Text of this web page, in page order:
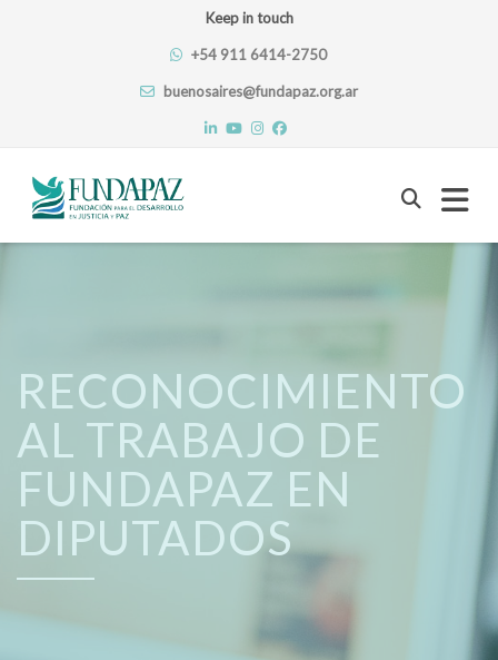
Keep in touch
+54 911 6414-2750
buenosaires@fundapaz.org.ar
Skip
RECONOCIMIENTO
AL TRABAJO DE
FUNDAPAZ EN
DIPUTADOS